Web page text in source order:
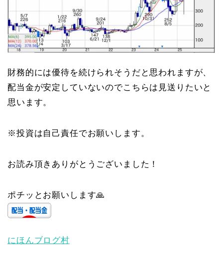
財務的には優待を続けられそうだと思われますが、
配当金が安定していないのでこちらは見送りたいと
思います。
※投資は自己責任でお願いします。
お読み頂きありがとうございました！
ポチッとお願いします🙏
にほんブログ村